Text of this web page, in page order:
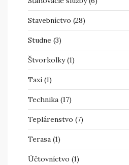
Stavebníctvo (28)
Studne (3)
Štvorkolky(1)
Taxi (1)
Technika (17)
Teplárenstvo (7)
Terasa (1)
Účtovníctvo (1)